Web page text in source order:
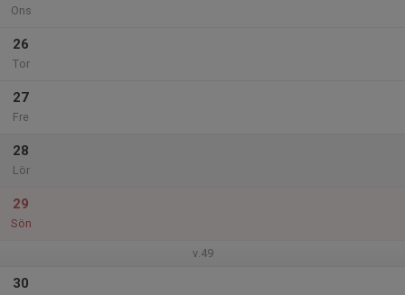
Ons
26
Tor
27
Fre
28
Lör
29
Sön
v.49
30